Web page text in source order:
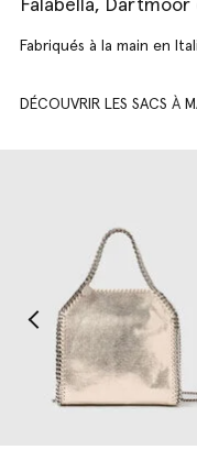
Falabella,
Fabriqués à la main en
DÉCOUVRIR LES SACS À